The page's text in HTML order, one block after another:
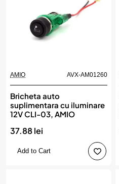
AMIO AVX-AM01260
Bricheta auto
suplimentara cu iluminare
12V CLI-03, AMIO
37.88 lei
Add to Cart